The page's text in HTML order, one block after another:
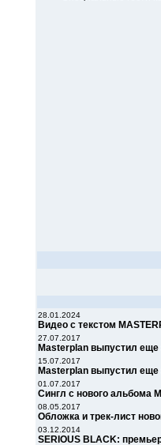
28.01.2024
Видео с текстом
27.07.2017
Masterplan выпустил еще
15.07.2017
Masterplan выпустил еще
01.07.2017
Сингл с нового альбома
08.05.2017
Обложка и трек-лист
03.12.2014
SERIOUS BLACK: